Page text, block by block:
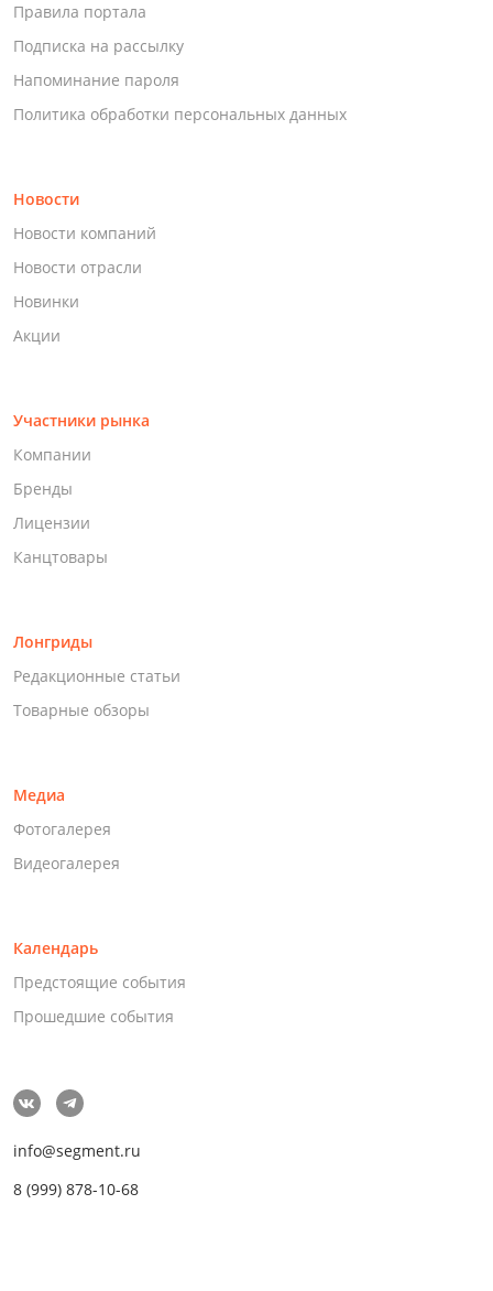
Правила портала
Подписка на рассылку
Напоминание пароля
Политика обработки персональных данных
Новости
Новости компаний
Новости отрасли
Новинки
Акции
Участники рынка
Компании
Бренды
Лицензии
Канцтовары
Лонгриды
Редакционные статьи
Товарные обзоры
Медиа
Фотогалерея
Видеогалерея
Календарь
Предстоящие события
Прошедшие события
info@segment.ru
8 (999) 878-10-68